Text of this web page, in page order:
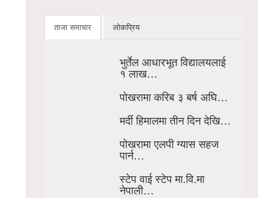
ताजा समाचार लोकप्रिय
भुर्तेल आधारभूत विद्यालयलाई
१ लाख…
पोखरामा करिब ३ बर्ष अघि…
मर्दी हिमालमा तीन दिन देखि…
पोखरामा एलपी ग्यास सहज
पार्न…
स्टेप वाई स्टेप मा.वि.मा
नेपाली…